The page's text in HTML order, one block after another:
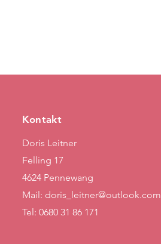
Kontakt
Doris Leitner
Felling 17
4624 Pennewang
Mail: doris_leitner@outlook.com
Tel: 0680 31 86 171